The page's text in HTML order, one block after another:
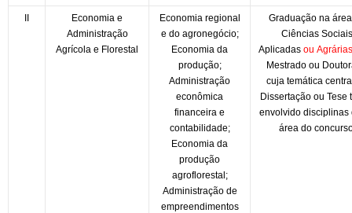
Economia e
Administração
Agrícola e Florestal
Economia regional
e do agronegócio;
Economia da
produção;
Administração
econômica
financeira e
contabilidade;
Economia da
produção
agroflorestal;
Administração de
empreendimentos
Graduação na
Ciências Sociais
Aplicadas ou Agrárias
Mestrado ou
cuja temática
Dissertação ou Tese
envolvido disciplinas
área do